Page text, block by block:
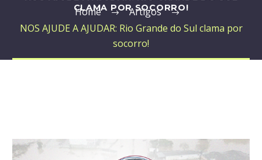
CLAMA POR SOCORRO!
Home
Artigos
NOS AJUDE A AJUDAR: Rio Grande do Sul clama por
socorro!